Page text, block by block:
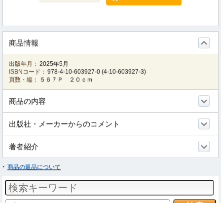
商品情報
出版年月： 2025年5月
ISBNコード： 978-4-10-603927-0 (4-10-603927-3)
頁数・縦：
５６７Ｐ ２０ｃｍ
商品の内容
出版社・メーカーからのコメント
著者紹介
商品の返品について